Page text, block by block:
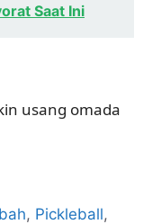
Saat Ini
usang omada
, Pickleball,